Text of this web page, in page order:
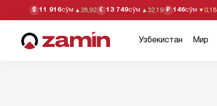
$ 11 916сўм ▲ 28,92 € 13 749сўм ▲ 32,19 ₽ 146сўм ▼ 0,18
Узбекистан Мир